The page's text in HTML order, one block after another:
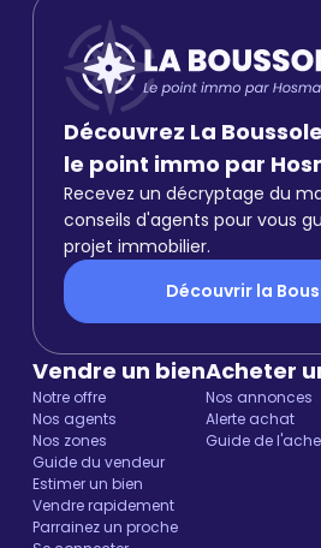
Découvrez La
le point immo par
Recevez un décryptage du
conseils d'agents pour vous
projet immobilier.
Découvrir la
Vendre un bien
Notre offre
Nos agents
Nos zones
Guide du vendeur
Estimer un bien
Vendre rapidement
Parrainez un proche
Acheter
Nos annonces
Alerte achat
Guide de